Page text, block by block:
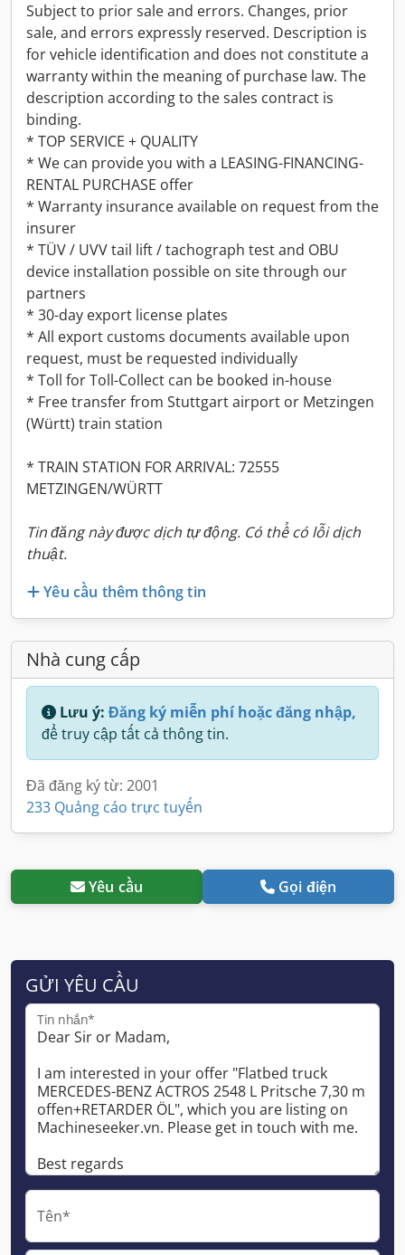
Subject to prior sale and errors. Changes, prior
sale, and errors expressly reserved. Description is
for vehicle identification and does not constitute a
warranty within the meaning of purchase law. The
description according to the sales contract is
binding.
* TOP SERVICE + QUALITY
* We can provide you with a LEASING-FINANCING-
RENTAL PURCHASE offer
* Warranty insurance available on request from the
insurer
* TÜV / UVV tail lift / tachograph test and OBU
device installation possible on site through our
partners
* 30-day export license plates
* All export customs documents available upon
request, must be requested individually
* Toll for Toll-Collect can be booked in-house
* Free transfer from Stuttgart airport or Metzingen
(Württ) train station
* TRAIN STATION FOR ARRIVAL: 72555
METZINGEN/WÜRTT
Tin đăng này được dịch tự động. Có thể có lỗi dịch
thuật.
Yêu cầu thêm thông tin
Nhà cung cấp
Lưu ý: Đăng ký miễn phí hoặc đăng nhập,
để truy cập tất cả thông tin.
Đã đăng ký từ: 2001
233 Quảng cáo trực tuyến
Yêu cầu Gọi điện
GỬI YÊU CẦU
Tin nhắn*
Tên*